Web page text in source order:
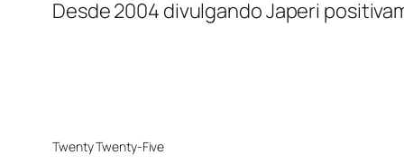
Desde 2004 divulgando Japeri
Twenty Twenty-Five